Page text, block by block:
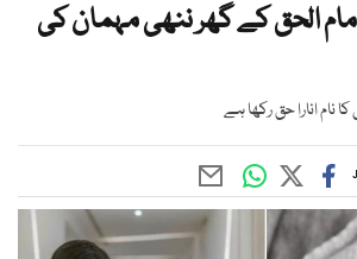
الحق کے گھر ننھی مہمان کی
نام انارا حق رکھا ہے